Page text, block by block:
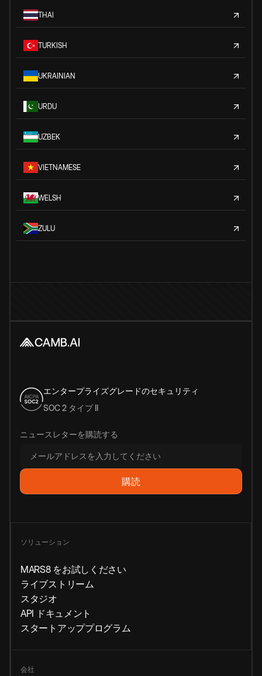
THAI
TURKISH
UKRAINIAN
URDU
UZBEK
VIETNAMESE
WELSH
ZULU
エンタープライズグレードのセキュリティ
SOC 2 タイプ II
ニュースレターを購読する
ソリューション
MARS8 をお試しください
ライブストリーム
スタジオ
API ドキュメント
スタートアッププログラム
会社